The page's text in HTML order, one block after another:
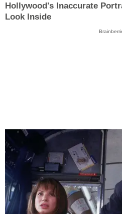
Hollywood's Inaccurate
Look Inside